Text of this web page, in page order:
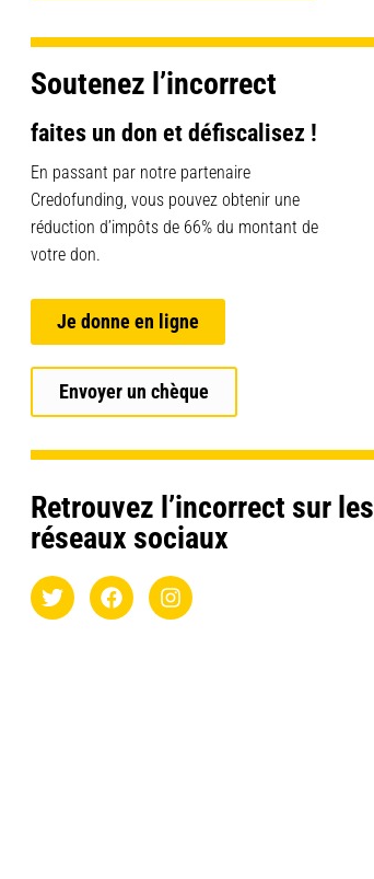
Soutenez l’incorrect
faites un don et défiscalisez !
En passant par notre partenaire
Credofunding, vous pouvez obtenir une
réduction d’impôts de 66% du montant de
votre don.
Je donne en ligne
Envoyer un chèque
Retrouvez l’incorrect sur les
réseaux sociaux